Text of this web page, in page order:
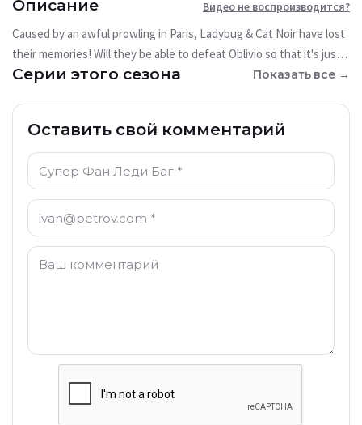
Попробовать снова
Описание Видео не воспроизводится?
Caused by an awful prowling in Paris, Ladybug & Cat Noir have lost
their memories! Will they be able to defeat Oblivio so that it's just a
bad memory?
Серии этого сезона Показать все →
Оставить свой комментарий
Имя: *
Электронная почта: *
Комментарий: *